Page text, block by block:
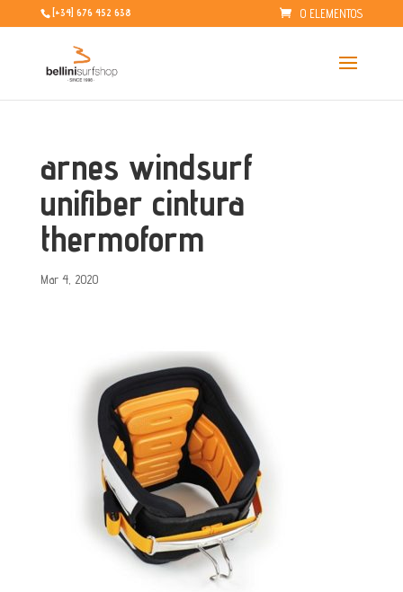
[+34] 676 452 638 0 ELEMENTOS
arnes windsurf
unifiber cintura
thermoform
Mar 4, 2020